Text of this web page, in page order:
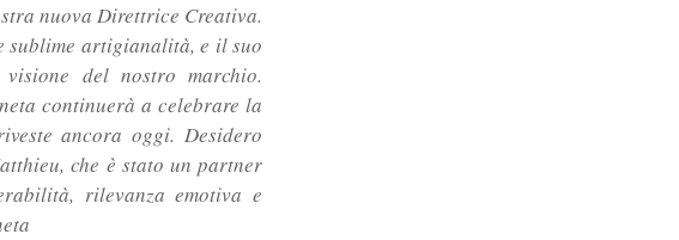
nuova Direttrice Creativa.
sublime artigianalità, e il suo
del nostro marchio.
continuerà a celebrare la
ancora oggi. Desidero
che è stato un partner
rilevanza emotiva e